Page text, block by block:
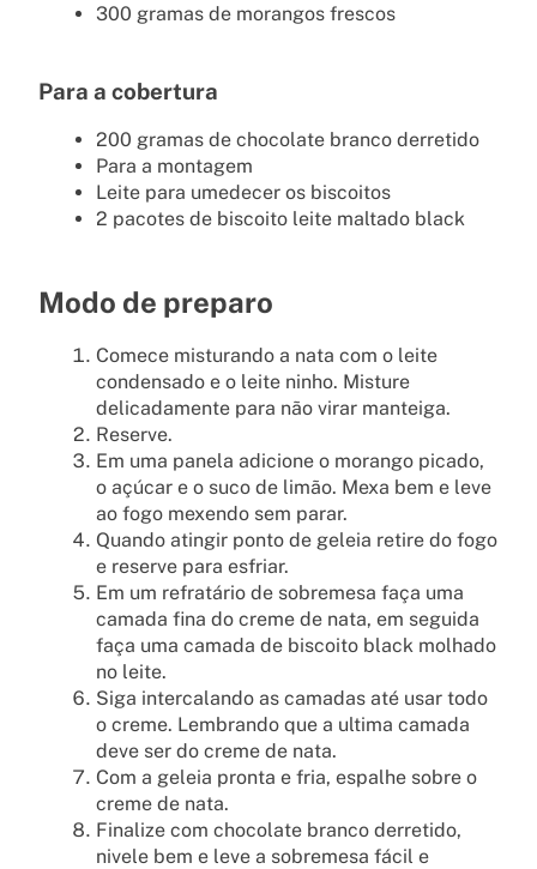
300 gramas de morangos frescos
Para a cobertura
200 gramas de chocolate branco derretido
Para a montagem
Leite para umedecer os biscoitos
2 pacotes de biscoito leite maltado black
Modo de preparo
Comece misturando a nata com o leite
condensado e o leite ninho. Misture
delicadamente para não virar manteiga.
Reserve.
Em uma panela adicione o morango picado,
o açúcar e o suco de limão. Mexa bem e leve
ao fogo mexendo sem parar.
Quando atingir ponto de geleia retire do fogo
e reserve para esfriar.
Em um refratário de sobremesa faça uma
camada fina do creme de nata, em seguida
faça uma camada de biscoito black molhado
no leite.
Siga intercalando as camadas até usar todo
o creme. Lembrando que a ultima camada
deve ser do creme de nata.
Com a geleia pronta e fria, espalhe sobre o
creme de nata.
Finalize com chocolate branco derretido,
nivele bem e leve a sobremesa fácil e